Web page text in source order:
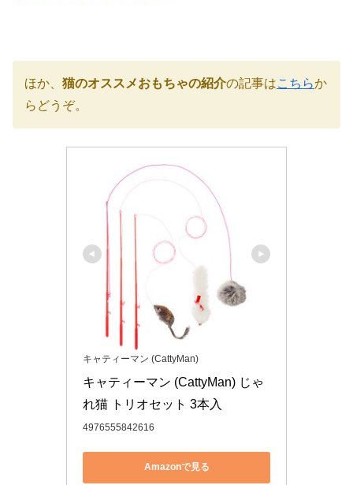
ほか、 猫のオススメおもちゃの紹介の記事はこちらか
らどうぞ。
キャティーマン (CattyMan)
キャティーマン (CattyMan) じゃ
れ猫 トリオセット 3本入
4976555842616
Amazonで見る